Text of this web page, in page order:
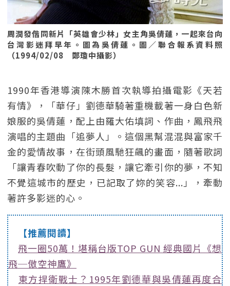
周潤發偕同新片「英雄會少林」女主角吳倩蓮，一起來台向
台灣影迷拜早年。圖為吳倩蓮。圖／聯合報系資料照
（1994/02/08 鄭瓊中攝影）
1990年香港導演陳木勝首次執導拍攝電影《天若
有情》，「華仔」劉德華騎著重機載著一身白色新
娘服的吳倩蓮，配上由羅大佑填詞、作曲，鳳飛飛
演唱的主題曲「追夢人」。這個黑幫混混與富家千
金的愛情故事，在街頭風馳狂飆的畫面，隨著歌詞
「讓青春吹動了你的長髮，讓它牽引你的夢，不知
不覺這城市的歷史，已記取了妳的笑容...」，牽動
著許多影迷的心。
【推薦閱讀】
飛一圈50萬！堪稱台版TOP GUN 經典國片《想
飛─傲空神鷹》
東方捍衛戰士？1995年劉德華與吳倩蓮再度合